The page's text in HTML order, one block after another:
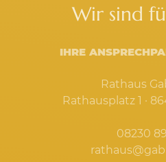
Wir sind
IHRE
Rathaus
Rathausplatz 1 ·
08230